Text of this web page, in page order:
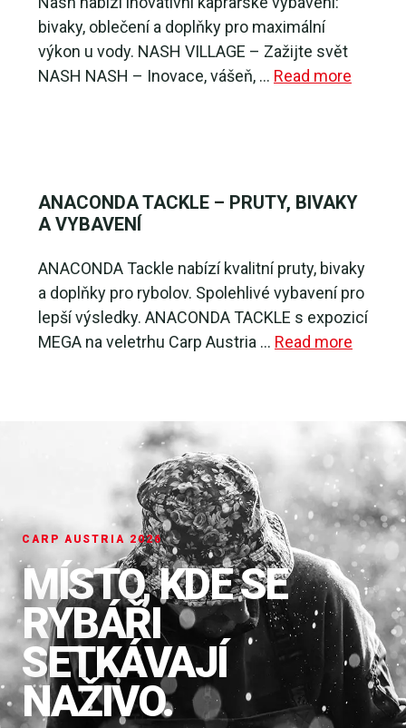
bivaky, oblečení a doplňky pro maximální
výkon u vody. NASH VILLAGE – Zažijte svět
NASH NASH – Inovace, vášeň, … Read more
ANACONDA TACKLE – PRUTY, BIVAKY
A VYBAVENÍ
ANACONDA Tackle nabízí kvalitní pruty, bivaky
a doplňky pro rybolov. Spolehlivé vybavení pro
lepší výsledky. ANACONDA TACKLE s expozicí
MEGA na veletrhu Carp Austria … Read more
CARP AUSTRIA 2026
MÍSTO, KDE SE
RYBÁŘI
SETKÁVAJÍ
NAŽIVO.